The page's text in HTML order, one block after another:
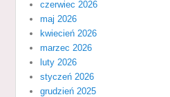
czerwiec 2026
maj 2026
kwiecień 2026
marzec 2026
luty 2026
styczeń 2026
grudzień 2025